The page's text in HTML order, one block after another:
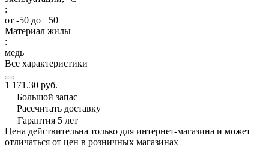
:
от -50 до +50
Материал жилы
:
медь
Все характеристики
1 171.30 руб.
Большой запас
Рассчитать доставку
Гарантия 5 лет
Цена действительна только для интернет-магазина и может
отличаться от цен в розничных магазинах